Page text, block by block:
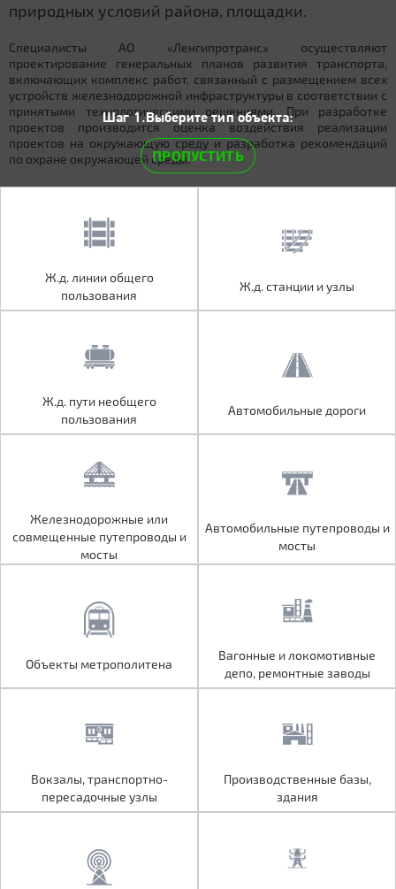
природных условий района, площадки.
Специалисты АО «Ленгипротранс» осуществляют
проектирование генеральных планов развития транспорта,
включающих комплекс работ, связанный с размещением всех
устройств железнодорожной инфраструктуры в соответствии с
принятыми технологическими решениями. При разработке
проектов производится оценка воздействия реализации
проектов на окружающую среду и разработка рекомендаций
по охране окружающей среды.
Ж.д. линии общего
пользования
Ж.д. пути необщего
пользования
Автомобильные дороги
Железнодорожные или
совмещенные путепроводы и
мосты
Автомобильные путепроводы и
мосты
Вагонные и локомотивные
Вокзалы, транспортно-
пересадочные узлы
Производственные базы,
Шаг 1.Выберите тип объекта:
ПРОПУСТИТЬ
Ж.д. линии общего
пользования
Ж.д. станции и узлы
Ж.д. пути необщего
пользования
Автомобильные дороги
Железнодорожные или
совмещенные путепроводы и
мосты
Автомобильные путепроводы и
мосты
Объекты метрополитена
Вагонные и локомотивные
депо, ремонтные заводы
Вокзалы, транспортно-
пересадочные узлы
Производственные базы,
здания